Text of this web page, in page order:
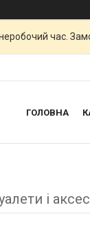
час.
ГОЛОВНА
і